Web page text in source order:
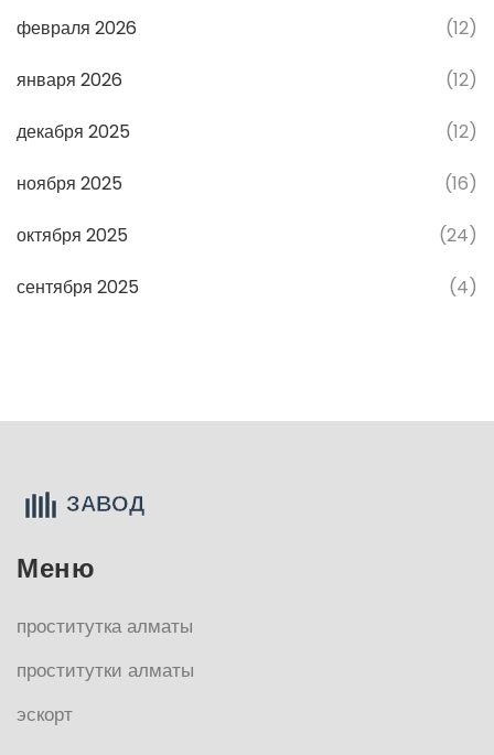
февраля 2026 (12)
января 2026 (12)
декабря 2025 (12)
ноября 2025 (16)
октября 2025 (24)
сентября 2025 (4)
Меню
проститутка алматы
проститутки алматы
эскорт